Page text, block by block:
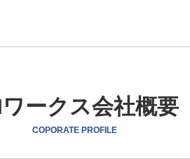
ークス会社概要
COPORATE PROFILE